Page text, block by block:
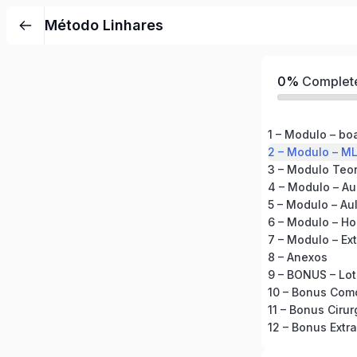
Método Linhares
0%
1 – Modulo –
2 – Modulo –
3 – Modulo
4 – Modulo –
5 – Modulo –
6 – Modulo –
7 – Modulo –
8 – Anexos
11 – Bonus
12 – Bonus Extra